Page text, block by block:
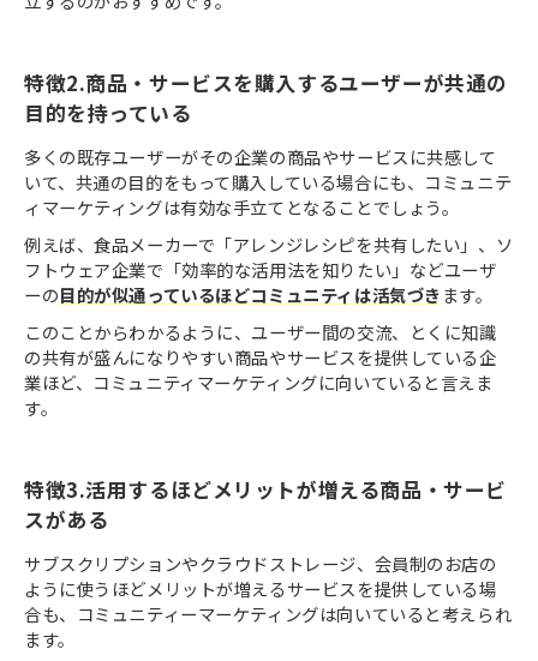
特徴2.商品・サービスを購入するユーザーが共通の
目的を持っている
多くの既存ユーザーがその企業の商品やサービスに共感して
いて、共通の目的をもって購入している場合にも、コミュニテ
ィマーケティングは有効な手立てとなることでしょう。
例えば、食品メーカーで「アレンジレシピを共有したい」、ソ
フトウェア企業で「効率的な活用法を知りたい」などユーザ
ーの目的が似通っているほどコミュニティは活気づきます。
このことからわかるように、ユーザー間の交流、とくに知識
の共有が盛んになりやすい商品やサービスを提供している企
業ほど、コミュニティマーケティングに向いていると言えま
す。
特徴3.活用するほどメリットが増える商品・サービ
スがある
サブスクリプションやクラウドストレージ、会員制のお店の
ように使うほどメリットが増えるサービスを提供している場
合も、コミュニティーマーケティングは向いていると考えられ
ます。